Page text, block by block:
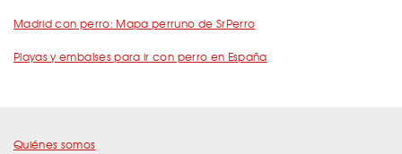
Madrid con perro: Mapa perruno de SrPerro
Playas y embalses para ir con perro en España
Quiénes somos